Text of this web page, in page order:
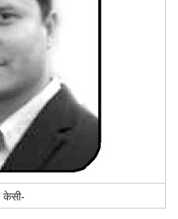
केसी-